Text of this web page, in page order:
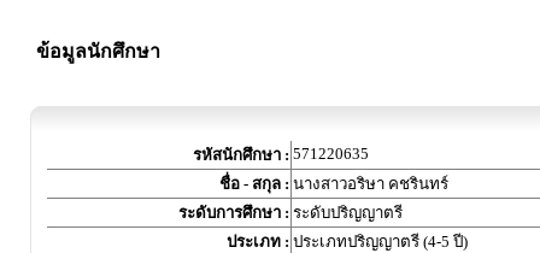
ข้อมูลนักศึกษา
รหัสนักศึกษา : 571220635
ชื่อ - สกุล : นางสาวอริษา คชรินทร์
ระดับการศึกษา : ระดับปริญญาตรี
ประเภท : ประเภทปริญญาตรี (4-5 ปี)